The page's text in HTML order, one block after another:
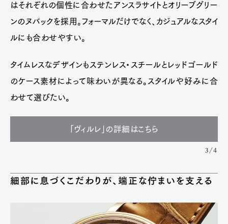
はそれぞれの個性に合わせたアンスラサイトとオリーブグリー
ンのヌバックを採用。フォーマルだけでなく、カジュアルなスタイ
ルにも合わせやすい。
タイムレスなデザインもステンレス・スチールとレッドゴールド
のケース素材によって味わいが異なる。スタイルや好みに合
わせて選びたい。
「ヴィルレ」の詳細はこちら
3/4
細部に息づくこだわりが、端正な佇まいを支える